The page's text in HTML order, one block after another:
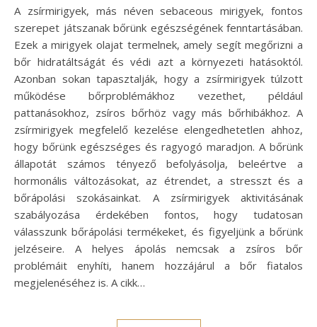
A zsírmirigyek, más néven sebaceous mirigyek, fontos
szerepet játszanak bőrünk egészségének fenntartásában.
Ezek a mirigyek olajat termelnek, amely segít megőrizni a
bőr hidratáltságát és védi azt a környezeti hatásoktól.
Azonban sokan tapasztalják, hogy a zsírmirigyek túlzott
működése bőrproblémákhoz vezethet, például
pattanásokhoz, zsíros bőrhöz vagy más bőrhibákhoz. A
zsírmirigyek megfelelő kezelése elengedhetetlen ahhoz,
hogy bőrünk egészséges és ragyogó maradjon. A bőrünk
állapotát számos tényező befolyásolja, beleértve a
hormonális változásokat, az étrendet, a stresszt és a
bőrápolási szokásainkat. A zsírmirigyek aktivitásának
szabályozása érdekében fontos, hogy tudatosan
válasszunk bőrápolási termékeket, és figyeljünk a bőrünk
jelzéseire. A helyes ápolás nemcsak a zsíros bőr
problémáit enyhíti, hanem hozzájárul a bőr fiatalos
megjelenéséhez is. A cikk…